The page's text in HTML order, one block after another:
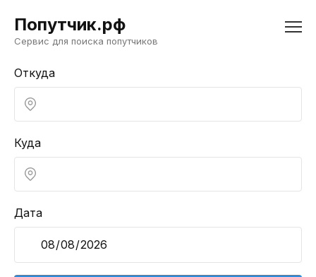
Попутчик.рф
Сервис для поиска попутчиков
Откуда
Куда
Дата